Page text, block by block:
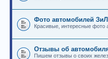
Фото автомобилей ЗиЛ
Красивые, интересные фото
Отзывы об
Пишем отзывы о своих